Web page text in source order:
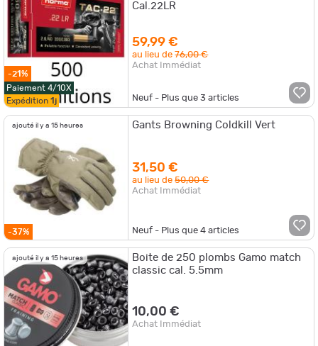
-21%
Paiement 4/10X
Expédition 1j
Cal.22LR
59,99 €
au lieu de76,00 €
Achat Immédiat
Neuf - Plus que3 articles
ajouté il y a 15 heures
-37%
Gants Browning Coldkill Vert
31,50 €
au lieu de50,00 €
Achat Immédiat
Neuf - Plus que4 articles
ajouté il y a 15 heures
Boite de 250 plombs Gamo match
classic cal. 5.5mm
10,00 €
Achat Immédiat